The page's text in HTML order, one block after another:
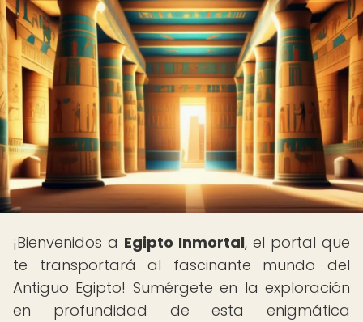
¡Bienvenidos a Egipto Inmortal, el portal que
te transportará al fascinante mundo del
Antiguo Egipto! Sumérgete en la exploración
en profundidad de esta enigmática